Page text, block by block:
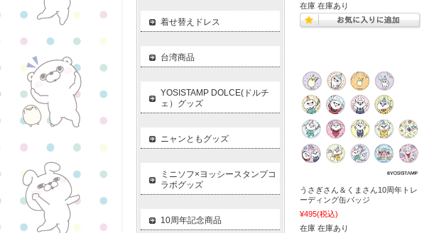
在庫 在庫あり
うさぎさん＆くまさん10周年トレ
ーディング缶バッジ
¥495(税込)
在庫 在庫あり
着せ替えドレス
台湾商品
YOSISTAMP DOLCE(ドルチ
ェ）グッズ
ニャンともグッズ
ミニソフ×ヨッシースタンプコ
ラボグッズ
10周年記念商品